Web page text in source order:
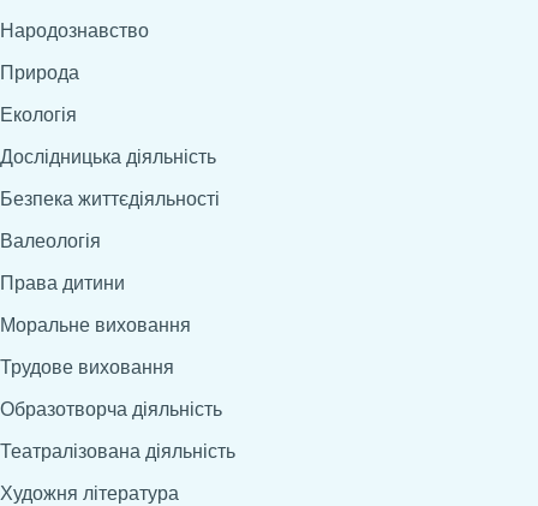
Народознавство
Природа
Екологія
Дослідницька діяльність
Безпека життєдіяльності
Валеологія
Права дитини
Моральне виховання
Трудове виховання
Образотворча діяльність
Театралізована діяльність
Художня література